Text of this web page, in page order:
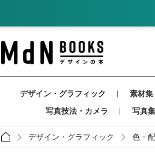
デザイン・グラフィック
素材集
写真技法・カメラ
写真集
デザイン・グラフィック 色・